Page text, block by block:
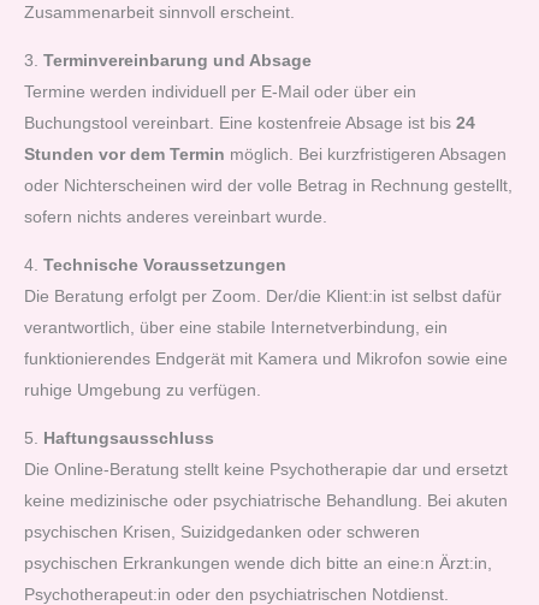
Zusammenarbeit sinnvoll erscheint.
3. Terminvereinbarung und Absage
Termine werden individuell per E-Mail oder über ein
Buchungstool vereinbart. Eine kostenfreie Absage ist bis 24
Stunden vor dem Termin möglich. Bei kurzfristigeren Absagen
oder Nichterscheinen wird der volle Betrag in Rechnung gestellt,
sofern nichts anderes vereinbart wurde.
4. Technische Voraussetzungen
Die Beratung erfolgt per Zoom. Der/die Klient:in ist selbst dafür
verantwortlich, über eine stabile Internetverbindung, ein
funktionierendes Endgerät mit Kamera und Mikrofon sowie eine
ruhige Umgebung zu verfügen.
5. Haftungsausschluss
Die Online-Beratung stellt keine Psychotherapie dar und ersetzt
keine medizinische oder psychiatrische Behandlung. Bei akuten
psychischen Krisen, Suizidgedanken oder schweren
psychischen Erkrankungen wende dich bitte an eine:n Ärzt:in,
Psychotherapeut:in oder den psychiatrischen Notdienst.